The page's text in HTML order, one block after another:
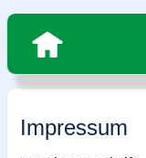
Impressum